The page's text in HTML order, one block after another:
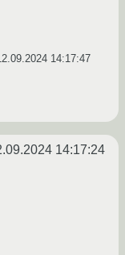
14:17:47
14:17:24